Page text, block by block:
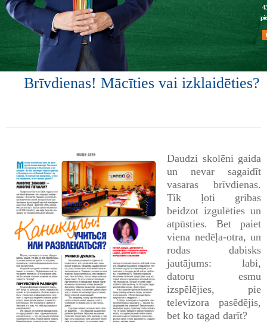
Brīvdienas! Mācīties vai izklaidēties?
Daudzi skolēni gaida
un nevar sagaidīt
vasaras brīvdienas.
Tik ļoti gribas
beidzot izgulēties un
atpūsties. Bet paiet
viena nedēļa-otra, un
rodas dabisks
jautājums: labi,
datoru esmu
izspēlējies, pie
televizora pasēdējis,
bet ko tagad darīt?